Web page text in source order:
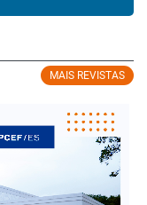
MAIS REVISTAS